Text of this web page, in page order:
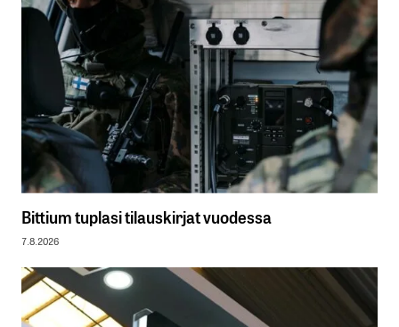
Bittium tuplasi tilauskirjat vuodessa
7.8.2026